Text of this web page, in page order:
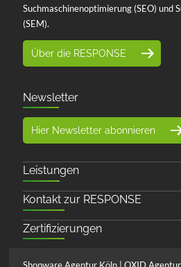
Suchmaschinenoptimierung (SEO) und
(SEM).
Über die RESPONSE
Newsletter
Hier Newsletter abonnieren
Leistungen
Kontakt zur RESPONSE
Zertifizierungen